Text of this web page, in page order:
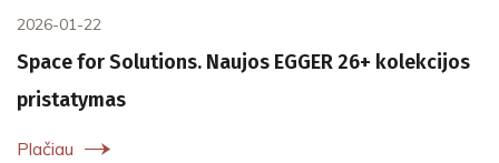
2026-01-22
Space for Solutions. Naujos EGGER 26+ kolekcijos
pristatymas
Plačiau